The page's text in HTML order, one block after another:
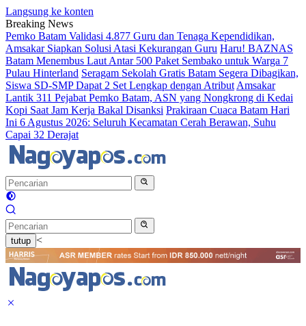
Langsung ke konten
Breaking News
Pemko Batam Validasi 4.877 Guru dan Tenaga Kependidikan,
Amsakar Siapkan Solusi Atasi Kekurangan Guru Haru! BAZNAS
Batam Menembus Laut Antar 500 Paket Sembako untuk Warga 7
Pulau Hinterland Seragam Sekolah Gratis Batam Segera Dibagikan,
Siswa SD-SMP Dapat 2 Set Lengkap dengan Atribut Amsakar
Lantik 311 Pejabat Pemko Batam, ASN yang Nongkrong di Kedai
Kopi Saat Jam Kerja Bakal Disanksi Prakiraan Cuaca Batam Hari
Ini 6 Agustus 2026: Seluruh Kecamatan Cerah Berawan, Suhu
Capai 32 Derajat
tutup <